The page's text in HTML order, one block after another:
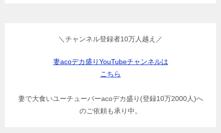
＼チャンネル登録者10万人越え／
妻acoデカ盛りYouTubeチャンネルは
こちら
妻で大食いユーチューバーacoデカ盛り(登録10万2000人)へ
のご依頼も承り中。